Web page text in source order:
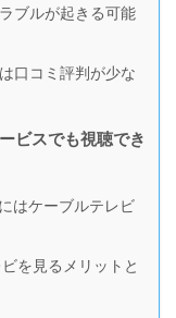
ブルが起きる可能
口コミ評判が少な
ビスでも視聴でき
はケーブルテレビ
を見るメリットと